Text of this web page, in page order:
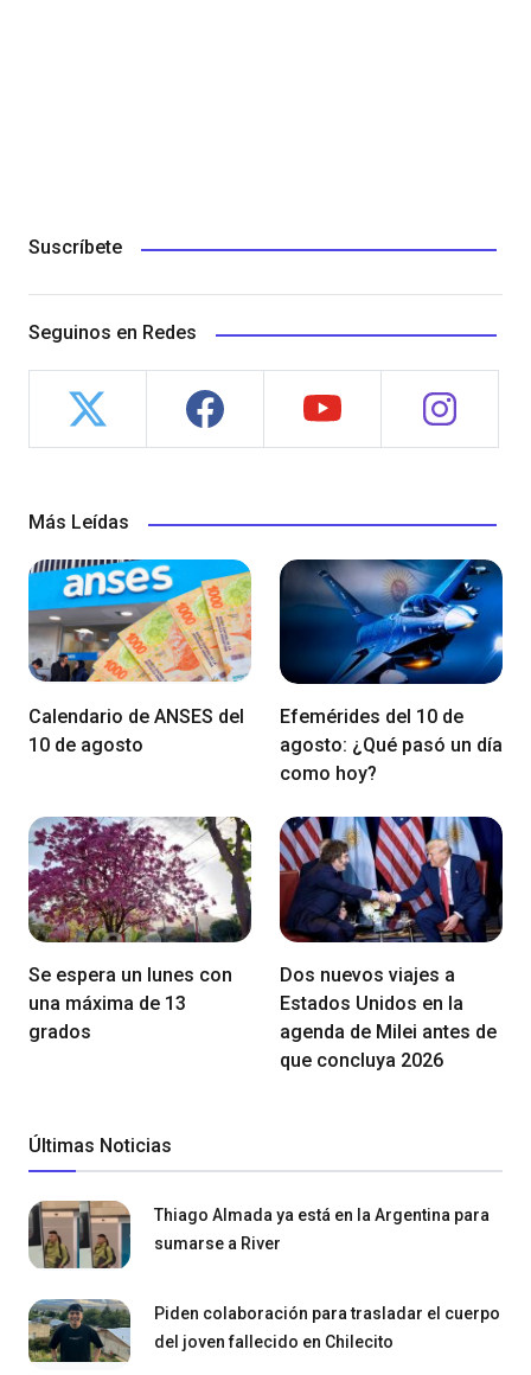
Suscríbete
Seguinos en Redes
Más Leídas
Calendario de ANSES del
10 de agosto
Efemérides del 10 de
agosto: ¿Qué pasó un día
como hoy?
Se espera un lunes con
una máxima de 13
grados
Dos nuevos viajes a
Estados Unidos en la
agenda de Milei antes de
que concluya 2026
Últimas Noticias
Thiago Almada ya está en la Argentina para
sumarse a River
Piden colaboración para trasladar el cuerpo
del joven fallecido en Chilecito